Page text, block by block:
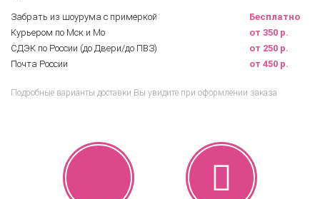
Забрать из шоурума с примеркой
Бесплатно
Курьером по Мск и Мо
от 350 р.
СДЭК по России (до Двери/до ПВЗ)
от 250 р.
Почта России
от 450 р.
Подробные варианты доставки Вы увидите при оформлении заказа